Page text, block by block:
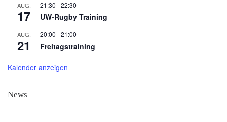
AUG.
17
21:30 -22:30
UW-Rugby Training
AUG.
21
20:00 -21:00
Freitagstraining
Kalender anzeigen
News